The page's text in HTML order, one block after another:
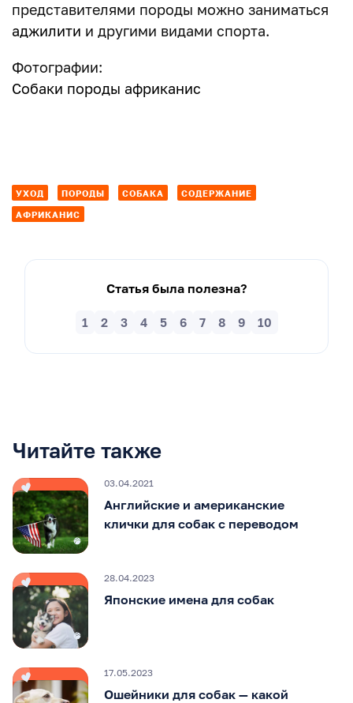
представителями породы можно заниматься
аджилити и другими видами спорта.
Фотографии:
Собаки породы африканис
УХОД ПОРОДЫ СОБАКА СОДЕРЖАНИЕ
АФРИКАНИС
Статья была полезна?
10
9
8
7
6
5
4
3
2
1
Читайте также
03.04.2021
Английские и американские
клички для собак с переводом
28.04.2023
Японские имена для собак
17.05.2023
Ошейники для собак — какой